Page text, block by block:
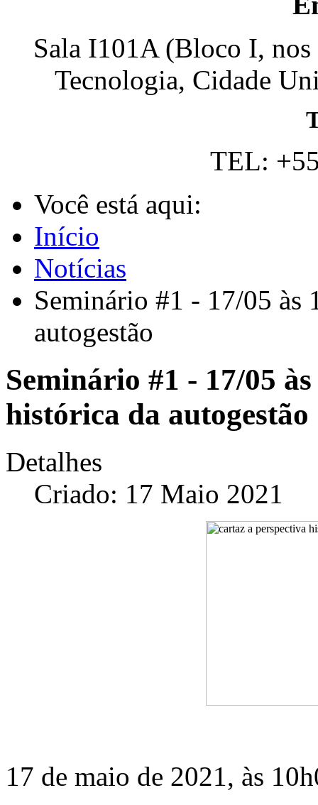
Sala I101A (Bloco I,
Tecnologia, Cidade
TEL:
Você está aqui:
Início
Notícias
Seminário #1 - 17/05 às
autogestão
Seminário #1 - 17/05
histórica da autogestão
Detalhes
Criado: 17 Maio 2021
17 de maio de 2021, às